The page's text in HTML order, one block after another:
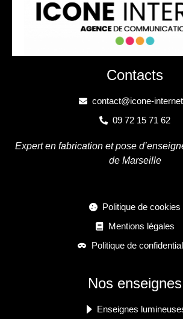
Contacts
contact@icone-
09 72 15 71 62
Expert en fabrication et pose
de Marseille
Politique de cookies
Mentions légales
Politique de
Nos enseignes
Enseignes